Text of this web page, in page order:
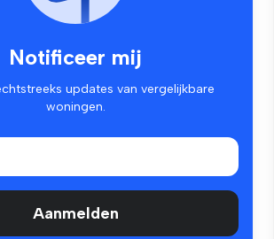
Notificeer mij
updates van vergelijkbare
woningen.
Aanmelden